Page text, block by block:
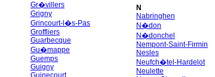
Gr�villers
Grigny
Grincourt-l�s-Pas
Groffliers
Guarbecque
Gu�mappe
Guemps
Guigny
Guinecourt
N
Nabringhen
N�don
N�donchel
Nempont-Saint-Firmin
Nesles
Neufch�tel-Hardelot
Neulette